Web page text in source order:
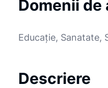
Domenii
Educație, Sanatate,
Descriere